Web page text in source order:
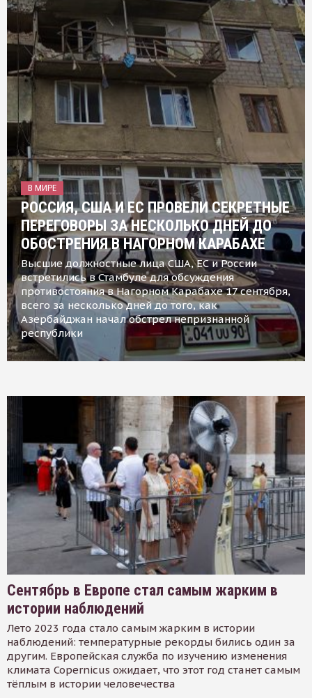
В МИРЕ
РОССИЯ, США И ЕС ПРОВЕЛИ СЕКРЕТНЫЕ
ПЕРЕГОВОРЫ ЗА НЕСКОЛЬКО ДНЕЙ ДО
ОБОСТРЕНИЯ В НАГОРНОМ КАРАБАХЕ
Высшие должностные лица США, ЕС и России
встретились в Стамбуле для обсуждения
противостояния в Нагорном Карабахе 17 сентября,
всего за несколько дней до того, как
Азербайджан начал обстрел непризнанной
республики
Сентябрь в Европе стал самым жарким в
истории наблюдений
Лето 2023 года стало самым жарким в истории
наблюдений: температурные рекорды бились один за
другим. Европейская служба по изучению изменения
климата Copernicus ожидает, что этот год станет самым
тёплым в истории человечества